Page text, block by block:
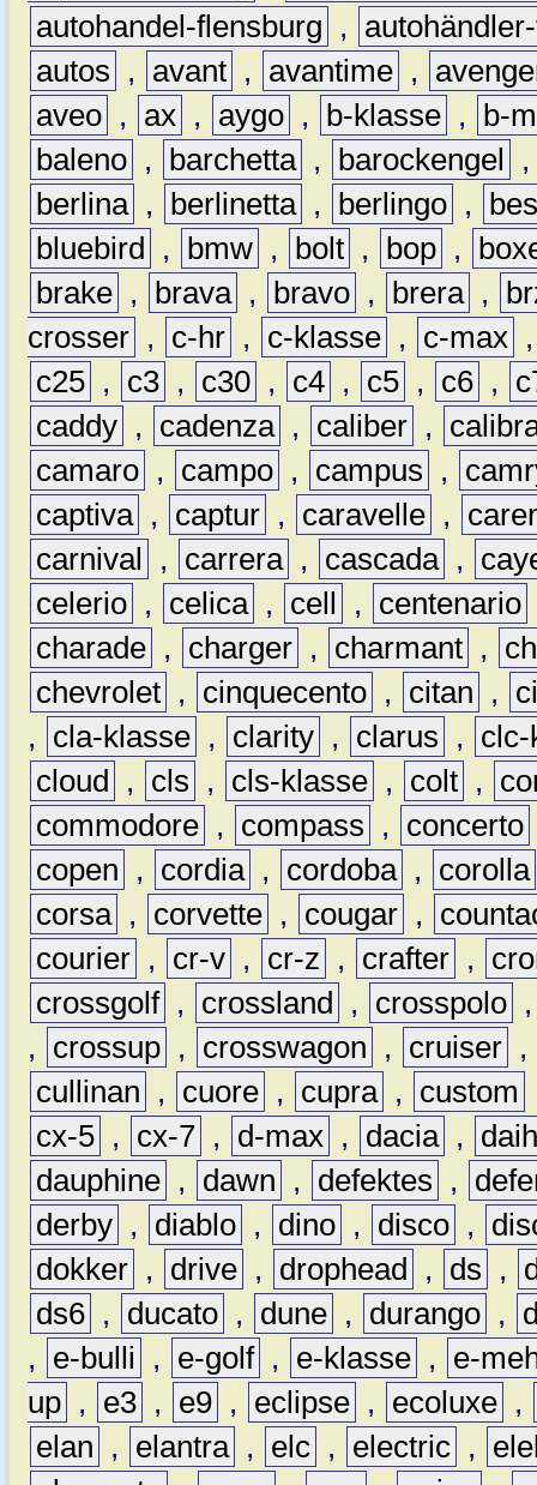
autohandel-flensburg
,
autos
, avant , avantime ,
aveo , ax , aygo , b-klasse ,
b-
baleno , barchetta , barockengel
berlina , berlinetta , berlingo ,
bluebird
, bmw , bolt , bop ,
brake , brava , bravo , brera ,
crosser , c-hr , c-klasse , c-max
c25 , c3 , c30 , c4 , c5 , c6 ,
caddy , cadenza , caliber ,
camaro , campo , campus ,
captiva , captur , caravelle ,
carnival
, carrera , cascada ,
celerio , celica , cell , centenario
charade , charger , charmant ,
chevrolet , cinquecento , citan ,
,
cla-klasse , clarity , clarus ,
clc-
cloud
, cls , cls-klasse , colt ,
commodore , compass , concerto
copen
, cordia , cordoba ,
corolla
corsa , corvette , cougar ,
courier , cr-v , cr-z , crafter ,
crossgolf , crossland , crosspolo
,
crossup , crosswagon , cruiser ,
cullinan
, cuore , cupra , custom
cx-5 , cx-7 , d-max , dacia ,
dauphine , dawn , defektes ,
derby , diablo , dino , disco ,
dokker , drive , drophead , ds ,
ds6 , ducato , dune , durango ,
,
e-bulli , e-golf , e-klasse ,
e-
up , e3 , e9 , eclipse , ecoluxe ,
elan
, elantra , elc , electric ,